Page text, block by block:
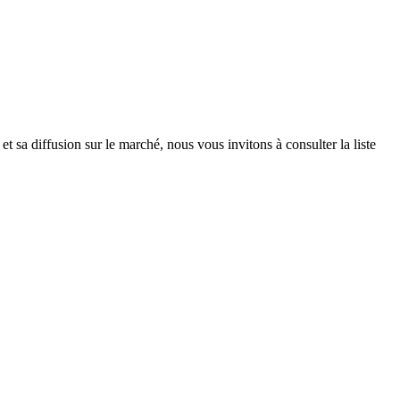
sa diffusion sur le marché, nous vous invitons à consulter la liste